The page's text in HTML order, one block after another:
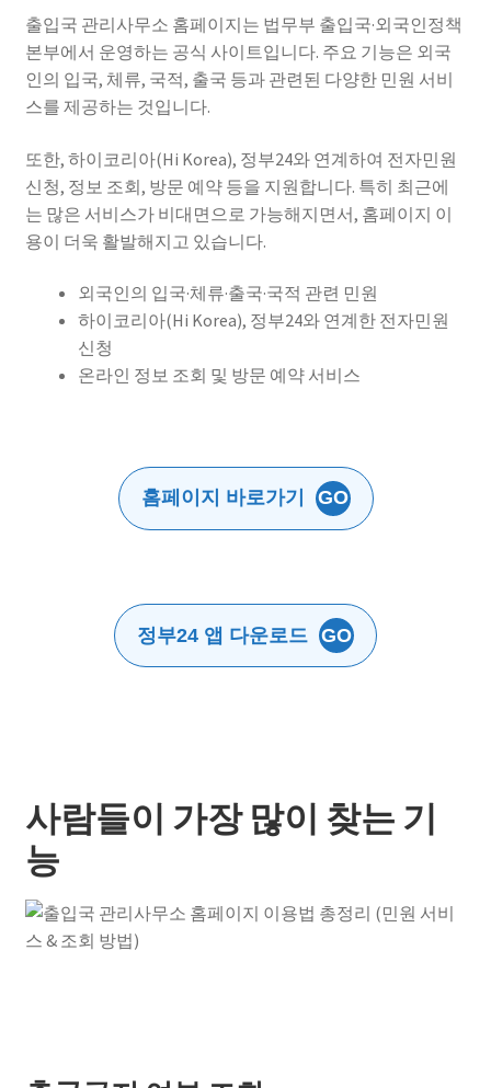
출입국 관리사무소 홈페이지는 법무부 출입국·외국인정책
본부에서 운영하는 공식 사이트입니다. 주요 기능은 외국
인의 입국, 체류, 국적, 출국 등과 관련된 다양한 민원 서비
스를 제공하는 것입니다.
또한, 하이코리아(Hi Korea), 정부24와 연계하여 전자민원
신청, 정보 조회, 방문 예약 등을 지원합니다. 특히 최근에
는 많은 서비스가 비대면으로 가능해지면서, 홈페이지 이
용이 더욱 활발해지고 있습니다.
외국인의 입국·체류·출국·국적 관련 민원
하이코리아(Hi Korea), 정부24와 연계한 전자민원
신청
온라인 정보 조회 및 방문 예약 서비스
홈페이지 바로가기 GO
정부24 앱 다운로드 GO
사람들이 가장 많이 찾는 기
능